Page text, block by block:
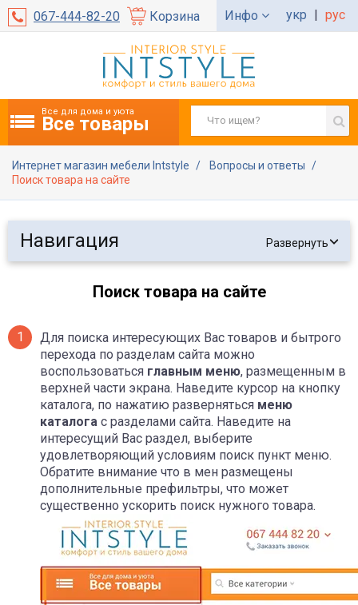
067-444-82-20 Корзина Инфо укр | рус
Все для дома и уюта
Все товары
Интернет магазин мебели Intstyle
Вопросы и ответы
Поиск товара на сайте
Навигация Развернуть
Поиск товара на сайте
Для поиска интересующих Вас товаров и бытрого
перехода по разделам сайта можно
воспользоваться главным меню, размещенным в
верхней части экрана. Наведите курсор на кнопку
каталога, по нажатию разверняться меню
каталога с разделами сайта. Наведите на
интересущий Вас раздел, выберите
удовлетворяющий условиям поиск пункт меню.
Обратите внимание что в мен размещены
дополнительные префильтры, что может
существенно ускорить поиск нужного товара.